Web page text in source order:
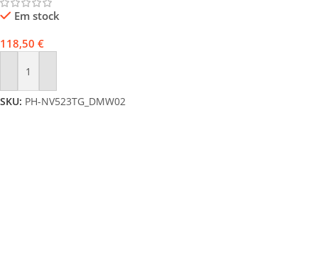
Em stock
118,50 €
Adicionar
SKU: PH-NV523TG_DMW02